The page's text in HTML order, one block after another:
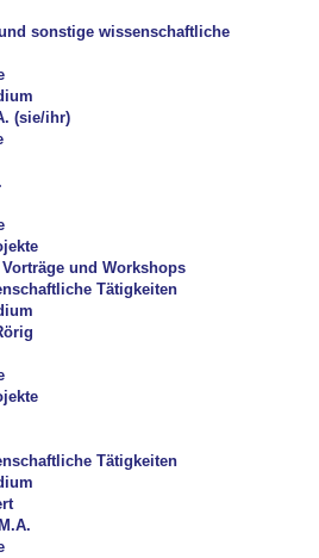
sonstige wissenschaftliche
(sie/ihr)
und Workshops
Tätigkeiten
Tätigkeiten